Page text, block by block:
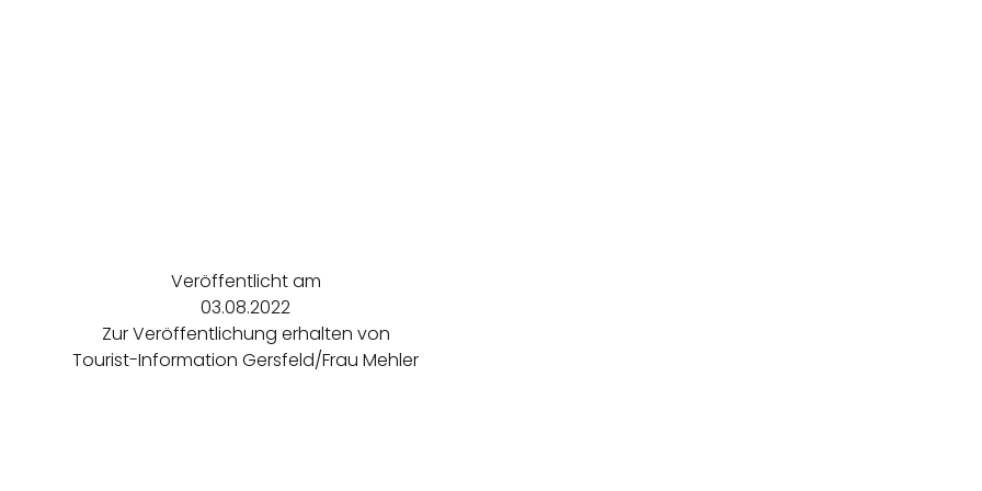
Veröffentlicht am
03.08.2022
Zur Veröffentlichung erhalten von
Tourist-Information Gersfeld/Frau Mehler